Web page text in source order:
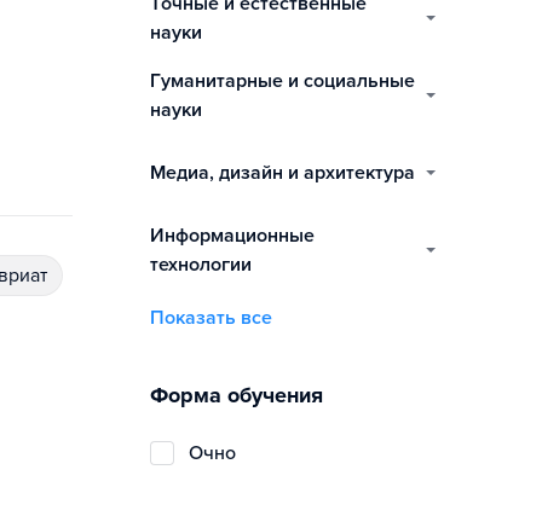
науки
гуманитарные и социальные
науки
медиа, дизайн и архитектура
информационные
технологии
Показать все
Форма обучения
очно